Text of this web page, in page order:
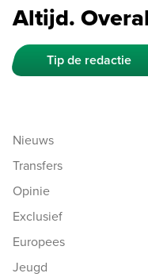
Altijd.
Tip de redactie
Nieuws
Transfers
Opinie
Exclusief
Europees
Jeugd